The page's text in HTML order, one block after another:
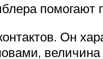
Он